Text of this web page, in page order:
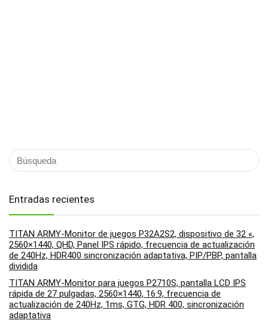
Entradas recientes
TITAN ARMY-Monitor de juegos P32A2S2, dispositivo de 32 «,
2560×1440, QHD, Panel IPS rápido, frecuencia de actualización
de 240Hz, HDR400 sincronización adaptativa, PIP/PBP, pantalla
dividida
TITAN ARMY-Monitor para juegos P2710S, pantalla LCD IPS
rápida de 27 pulgadas, 2560×1440, 16:9, frecuencia de
actualización de 240Hz, 1ms, GTG, HDR 400, sincronización
adaptativa